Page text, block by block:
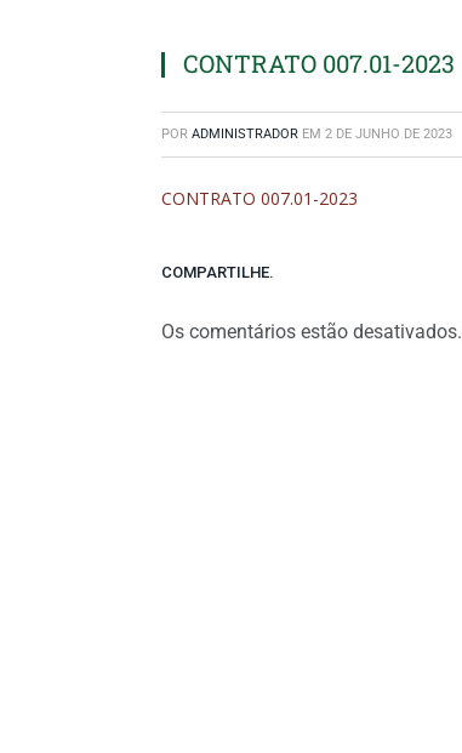
CONTRATO 007.01-2023
POR ADMINISTRADOR EM 2 DE JUNHO DE 2023
CONTRATO 007.01-2023
COMPARTILHE.
Os comentários estão desativados.